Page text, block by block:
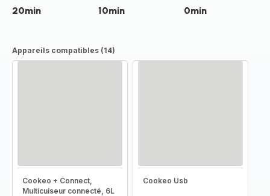
20min 10min 0min
Appareils compatibles (14)
Cookeo + Connect,
Multicuiseur connecté, 6L
Cookeo Usb